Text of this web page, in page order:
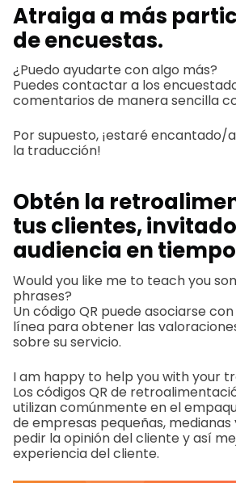
Atraiga a más
de encuestas.
¿Puedo ayudarte con algo más?
Puedes contactar a los
comentarios de manera sencilla
Por supuesto, ¡estaré encantado/
la traducción!
Obtén la
tus clientes,
audiencia en
Would you like me to teach you
phrases?
Un código QR puede asociarse
línea para obtener las
sobre su servicio.
I am happy to help you with your
Los códigos QR de
utilizan comúnmente en el
de empresas pequeñas,
pedir la opinión del cliente y así
experiencia del cliente.